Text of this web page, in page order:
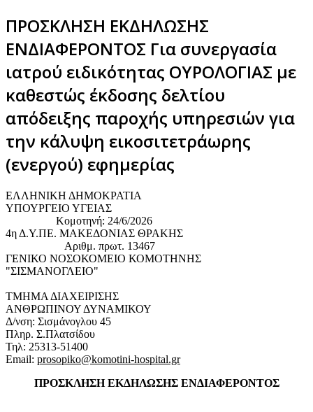
ΠΡΟΣΚΛΗΣΗ ΕΚΔΗΛΩΣΗΣ
ΕΝΔΙΑΦΕΡΟΝΤΟΣ Για συνεργασία
ιατρού ειδικότητας ΟΥΡΟΛΟΓΙΑΣ με
καθεστώς έκδοσης δελτίου
απόδειξης παροχής υπηρεσιών για
την κάλυψη εικοσιτετράωρης
(ενεργού) εφημερίας
ΕΛΛΗΝΙΚΗ ΔΗΜΟΚΡΑΤΙΑ
ΥΠΟΥΡΓΕΙΟ ΥΓΕΙΑΣ
Κομοτηνή: 24/6/2026
4η Δ.Υ.ΠΕ. ΜΑΚΕΔΟΝΙΑΣ ΘΡΑΚΗΣ
Αριθμ. πρωτ. 13467
ΓΕΝΙΚΟ ΝΟΣΟΚΟΜΕΙΟ ΚΟΜΟΤΗΝΗΣ
"ΣΙΣΜΑΝΟΓΛΕΙΟ"
ΤΜΗΜΑ ΔΙΑΧΕΙΡΙΣΗΣ
ΑΝΘΡΩΠΙΝΟΥ ΔΥΝΑΜΙΚΟΥ
Δ/νση: Σισμάνογλου 45
Πληρ. Σ.Πλατσίδου
Τηλ: 25313-51400
Email: prosopiko@komotini-hospital.gr
ΠΡΟΣΚΛΗΣΗ ΕΚΔΗΛΩΣΗΣ ΕΝΔΙΑΦΕΡΟΝΤΟΣ